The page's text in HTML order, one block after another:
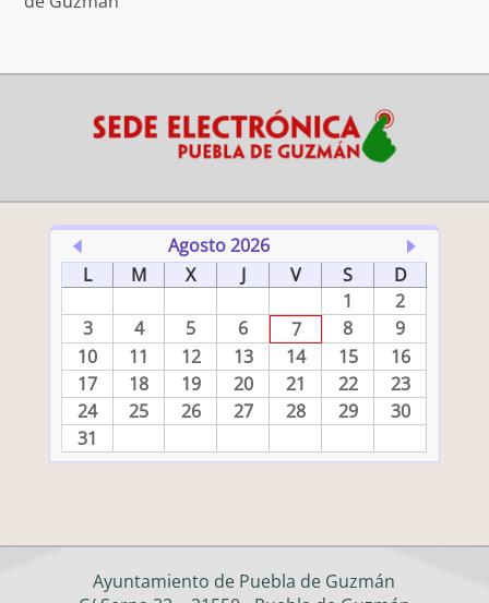
Agosto 2026
L
M X J V S
D
1
2
3
4 5 6 7 8
9
10
11 12 13 14 15
16
17
18 19 20 21 22
23
24
25 26 27 28 29
30
31
Ayuntamiento de Puebla de Guzmán